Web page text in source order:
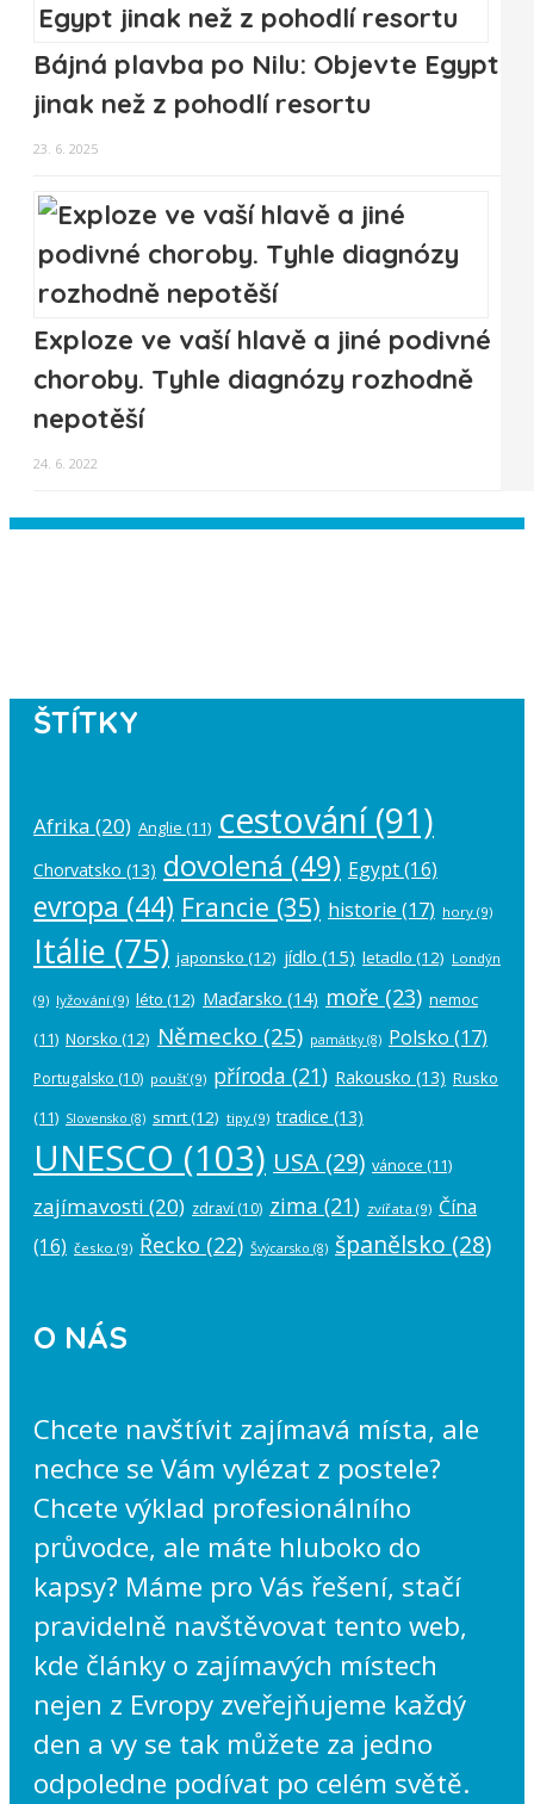
Bájná plavba po Nilu: Objevte Egypt
jinak než z pohodlí resortu
23. 6. 2025
Exploze ve vaší hlavě a jiné podivné
choroby. Tyhle diagnózy rozhodně
nepotěší
24. 6. 2022
ŠTÍTKY
Afrika (20) Anglie (11) cestování(91)
Chorvatsko (13) dovolená (49) Egypt(16)
evropa (44) Francie (35) historie (17) hory (9)
Itálie (75) japonsko (12) jídlo (15) letadlo (12) Londýn
(9) lyžování (9) léto (12) Maďarsko (14) moře (23) nemoc
(11) Norsko (12) Německo (25) památky(8) Polsko (17)
Portugalsko (10) poušť(9) příroda (21) Rakousko (13) Rusko
(11) Slovensko (8) smrt(12) tipy (9) tradice (13)
UNESCO (103) USA (29) vánoce (11)
zajímavosti (20) zdraví (10) zima (21) zvířata (9) Čína
(16) česko (9) Řecko (22) Švýcarsko (8) španělsko (28)
O NÁS
Chcete navštívit zajímavá místa, ale
nechce se Vám vylézat z postele?
Chcete výklad profesionálního
průvodce, ale máte hluboko do
kapsy? Máme pro Vás řešení, stačí
pravidelně navštěvovat tento web,
kde články o zajímavých místech
nejen z Evropy zveřejňujeme každý
den a vy se tak můžete za jedno
odpoledne podívat po celém světě.